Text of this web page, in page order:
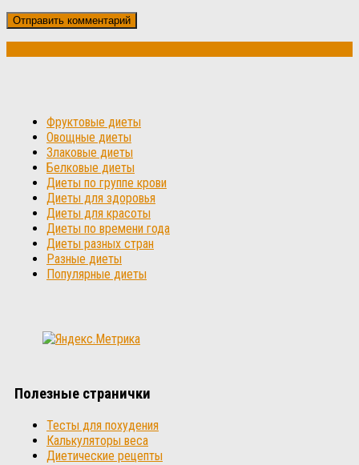
Фруктовые диеты
Овощные диеты
Злаковые диеты
Белковые диеты
Диеты по группе крови
Диеты для здоровья
Диеты для красоты
Диеты по времени года
Диеты разных стран
Разные диеты
Популярные диеты
Полезные странички
Тесты для похудения
Калькуляторы веса
Диетические рецепты